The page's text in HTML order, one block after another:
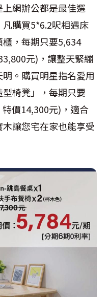
網辦公都是最佳選
購買5*6.2呎相遇床
，每期只要5,634
元)，讓整天緊繃
。購買明星指名愛用
椅凳」，每期只要
價14,300元)，適合
讓您宅在家也能享受